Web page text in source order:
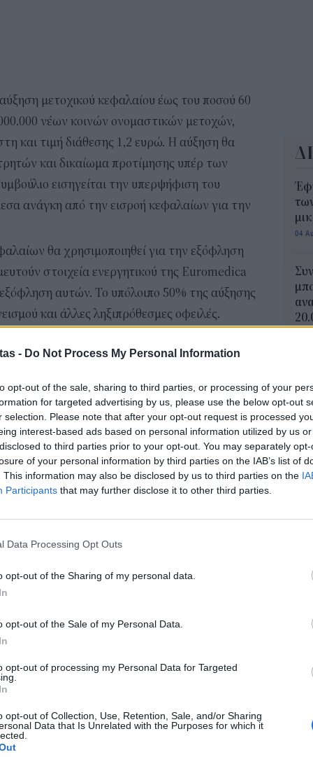
- Do Not Process My Personal Information
opt-out of the sale, sharing to third parties, or processing of your
for targeted advertising by us, please use the below opt-out
selection. Please note that after your opt-out request is processed
interest-based ads based on personal information utilized by us
to third parties prior to your opt-out. You may separately
of your personal information by third parties on the IAB’s list of
This information may also be disclosed by us to third parties on the
Participants that may further disclose it to other third parties.
Data Processing Opt Outs
opt-out of the Sharing of my personal data.
opt-out of the Sale of my Personal Data.
opt-out of processing my Personal Data for Targeted
opt-out of Collection, Use, Retention, Sale, and/or Sharing
Data that Is Unrelated with the Purposes for which it
μετοχικού κεφαλαίου έως του ποσού 60
νέων κοινών ονομαστικών μετοχών,
και τιμή διάθεσης 1,2 ευρώ. Η αύξηση θα
και δικαίωμα προτίμησης υπέρ των
εισηγείται την υπερψήφιση του
ανάγκη από την εισροή κεφαλαίων για την
θα χρησιμοποιηθεί για την εξόφληση
στοιχεία ενεργητικού της Euromedica
αυτών. Το υπόλοιπο 50% της αύξησης
και άλλες ληξιπρόθεσμες οφειλές.
ενίσχυση της εταιρείας καθίσταται
Κεφάλαια της έχουν καταστεί αρνητικά, όπως
δημοσιευμένες οικονομικές καταστάσεις της.
το συντομότερο δυνατόν και η πλήρης
τη ρευστότητας της εταιρείας και θα της
ύψος υφιστάμενων ληξιπρόθεσμων
προς το Ελληνικό Δημόσιο (φορολογικές και
προς τραπεζικά ιδρύματα».
και εύλογα ερωτήματα καθώς με
για την εκκαθάριση της Axon σημειώνεται
είναι αρνητικά στο ύψος των 200 εκατ. ευρώ!
πολύ μικρή για την κάλυψή της
καταστάσεις ήτοι για το πρώτο
τραπεζικές υποχρεώσεις φτάνουν στα περίπου
αφορά βέβαια προμηθευτές. Και πάλι λοιπόν τα
να σημειώσουμε ότι μεγάλο μέρος των μετοχών
Πειραιώς.
που κατέχει περίπου 47,62% στην εταιρεία δεν
ενώ φυσικά αμφισβητείται,
04
03
e-
04
04